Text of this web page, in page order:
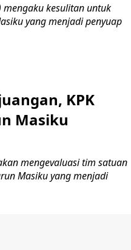
mengaku kesulitan untuk
yang menjadi penyuap
KPK
Masiku
mengevaluasi tim satuan
Masiku yang menjadi